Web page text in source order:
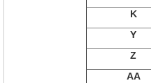
Nguyên Nhân và Cách Khắc Phục
Lỗi Liên Quan Đến Xy Lanh
K
Y
Z
AA